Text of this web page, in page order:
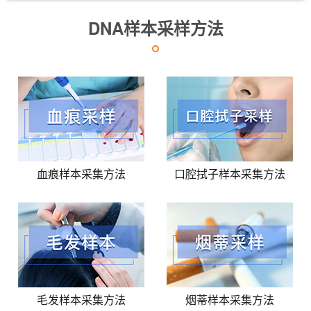
DNA样本采样方法
血痕样本采集方法 口腔拭子样本采集方法
毛发样本采集方法 烟蒂样本采集方法